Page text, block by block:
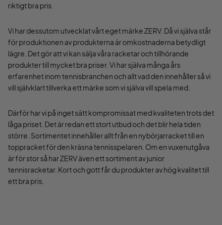
riktigt bra pris.
Vi har dessutom utvecklat vårt eget märke ZERV. Då vi själva står
för produktionen av produkterna är omkostnaderna betydligt
lägre. Det gör att vi kan sälja våra racketar och tillhörande
produkter till mycket bra priser. Vi har själva många års
erfarenhet inom tennisbranchen och allt vad den innehåller så vi
vill självklart tillverka ett märke som vi själva vill spela med.
Därför har vi på inget sätt kompromissat med kvaliteten trots det
låga priset. Det är redan ett stort utbud och det blir hela tiden
större. Sortimentet innehåller allt från en nybörjarracket till en
toppracket för den kräsna tennisspelaren. Om en vuxenutgåva
är för stor så har ZERV även ett sortiment av junior
tennisracketar. Kort och gott får du produkter av hög kvalitet till
ett bra pris.